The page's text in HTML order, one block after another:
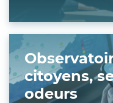
citoyens,
odeurs